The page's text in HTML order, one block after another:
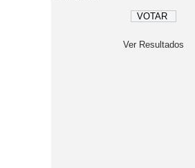
Ver Resultados